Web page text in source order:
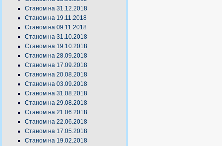
Станом на 31.12.2018
Станом на 19.11.2018
Станом на 09.11.2018
Станом на 31.10.2018
Станом на 19.10.2018
Станом на 28.09.2018
Станом на 17.09.2018
Станом на 20.08.2018
Станом на 03.09.2018
Станом на 31.08.2018
Станом на 29.08.2018
Станом на 21.06.2018
Станом на 22.06.2018
Станом на 17.05.2018
Станом на 19.02.2018